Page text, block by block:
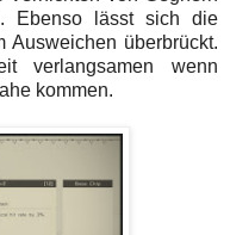
Ebenso lässt sich die
Ausweichen überbrückt.
verlangsamen wenn
kommen.